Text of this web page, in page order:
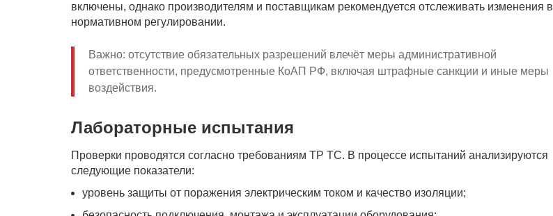
включены, однако производителям и поставщикам рекомендуется отслеживать изменения в
нормативном регулировании.
Важно: отсутствие обязательных разрешений влечёт меры административной
ответственности, предусмотренные КоАП РФ, включая штрафные санкции и иные меры
воздействия.
Лабораторные испытания
Проверки проводятся согласно требованиям ТР ТС. В процессе испытаний анализируются
следующие показатели:
уровень защиты от поражения электрическим током и качество изоляции;